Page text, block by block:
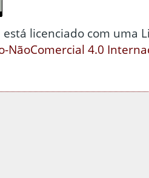
está licenciado com uma
NãoComercial 4.0